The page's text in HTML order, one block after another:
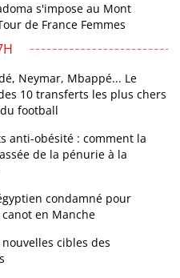
s'impose au Mont
de France Femmes
Neymar, Mbappé... Le
10 transferts les plus chers
football
anti-obésité : comment la
de la pénurie à la
condamné pour
en Manche
nouvelles cibles des